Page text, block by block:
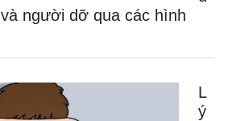
người dỡ qua các hình
L
ý